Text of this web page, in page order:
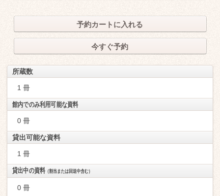
予約カートに入れる
今すぐ予約
所蔵数
1 冊
館内でのみ利用可能な資料
0 冊
貸出可能な資料
1 冊
貸出中の資料（割当または回送中含む）
0 冊